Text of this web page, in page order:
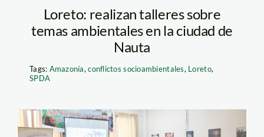
Loreto: realizan talleres sobre
temas ambientales en la ciudad de
Nauta
Tags: Amazonía,conflictos socioambientales, Loreto,
SPDA